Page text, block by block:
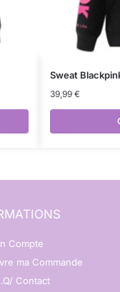
Sweat
39,99 €
Compte
ma Commande
Contact